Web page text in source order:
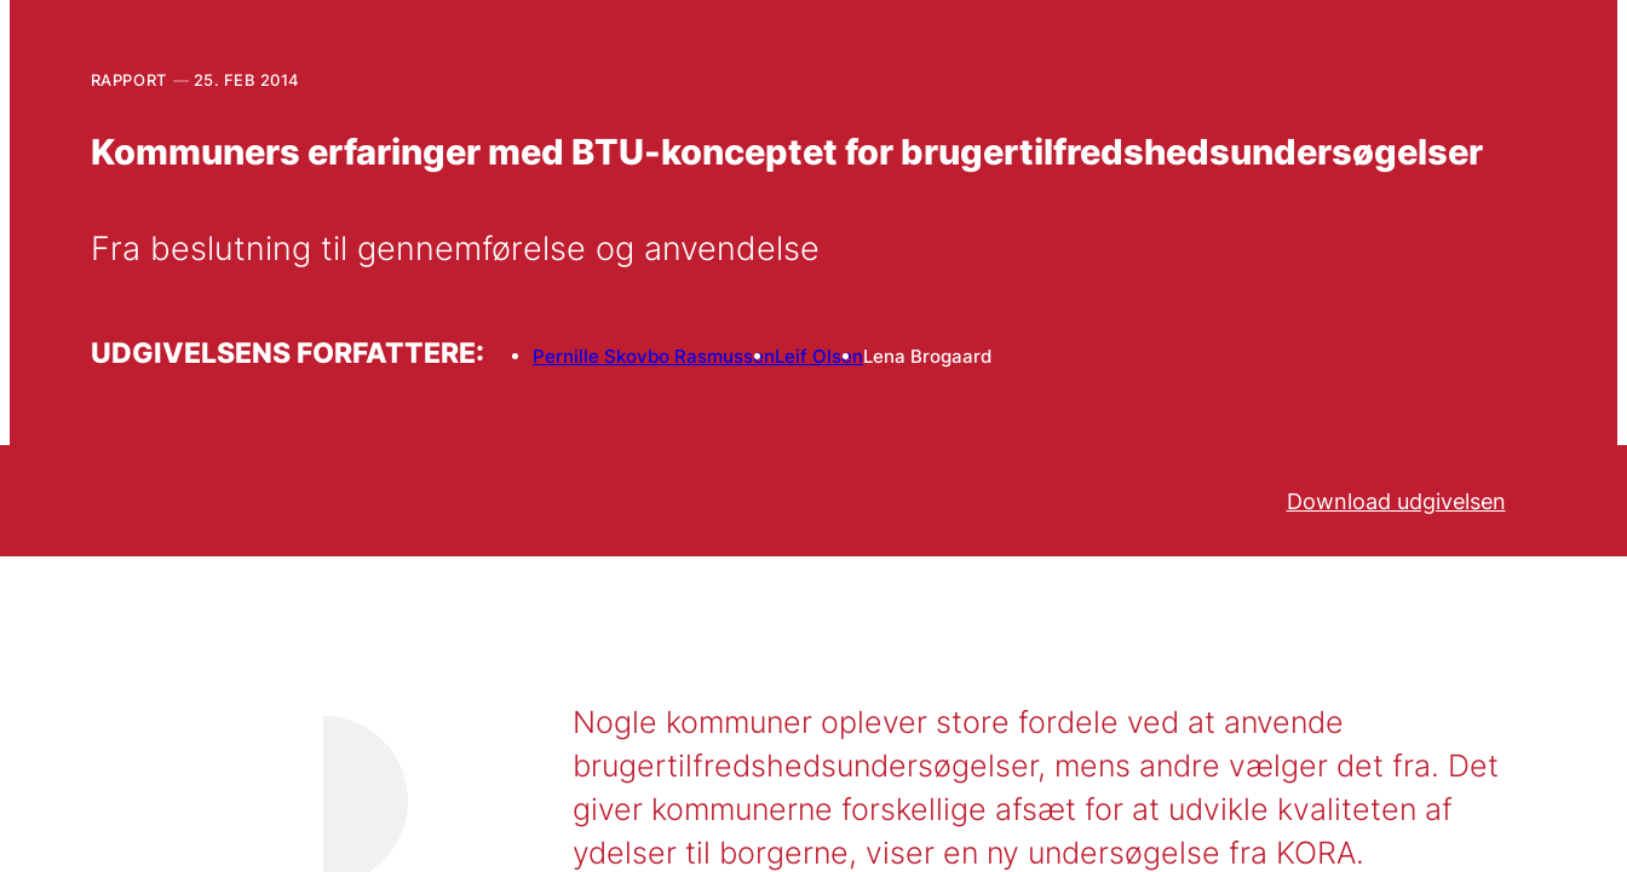
RAPPORT 25. FEB 2014
Kommuners erfaringer med BTU-konceptet for brugertilfredshedsundersøgelser
Fra beslutning til gennemførelse og anvendelse
UDGIVELSENS FORFATTERE: Pernille Skovbo RasmussenLeif OlsenLena Brogaard
Download udgivelsen
Nogle kommuner oplever store fordele ved at anvende
brugertilfredshedsundersøgelser, mens andre vælger det fra. Det
giver kommunerne forskellige afsæt for at udvikle kvaliteten af
ydelser til borgerne, viser en ny undersøgelse fra KORA.